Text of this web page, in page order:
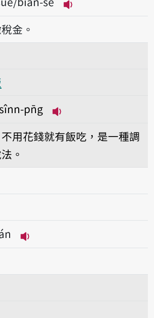
播放音讀bián-
金。
pn̄g
用花錢就有飯吃，是一種調
。
播放音讀lân-bián